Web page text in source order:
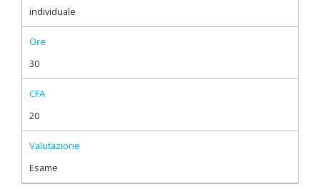
individuale
Ore
30
CFA
20
Valutazione
Esame